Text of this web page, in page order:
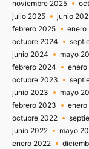
noviembre 2025
julio 2025
junio
febrero 2025
enero
octubre 2024
junio 2024
mayo
febrero 2024
octubre 2023
junio 2023
mayo
febrero 2023
octubre 2022
junio 2022
mayo
enero 2022